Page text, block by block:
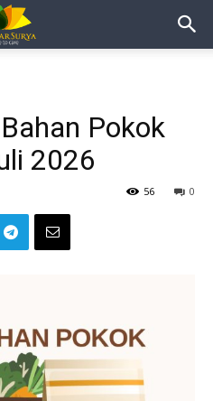
Pokok
2026
0
56